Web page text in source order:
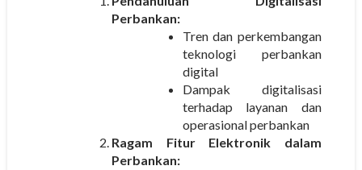
Perbankan:
Tren dan perkembangan
teknologi perbankan
digital
Dampak digitalisasi
terhadap layanan dan
operasional perbankan
Ragam Fitur Elektronik dalam
Perbankan: